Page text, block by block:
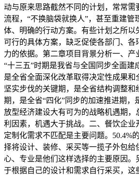
动与原来思路截然不同的计划，常常需
流程，“不换脑袋就换人”，甚至重建管
体、明确的行动方案。有些计划之所以
可行的具体方案，缺乏促使各部门、各
力的依据。第二章项目背景分析一、产
“十三五”时期是我省与全国同步全面建
是全省全面深化改革取得决定性成果和
坚实步伐的关键期，是全省结构调整和
期，是全省“四化”同步的加速推进期，
放型经济建设大有可为的战略机遇期，
利因素，机遇大于挑战。二、餐饮企业
定制化需求不匹配是主要问题。50.4%
择将设计、装修、采买等一揽子外包给
心、专业是他们这样选择的主要原因。
于根据自己的设计和需求自行采买，这